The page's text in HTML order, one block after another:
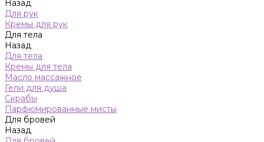
Назад
Для рук
Кремы для рук
Для тела
Назад
Для тела
Кремы для тела
Масло массажное
Гели для душа
Скрабы
Парфюмированные мисты
Для бровей
Назад